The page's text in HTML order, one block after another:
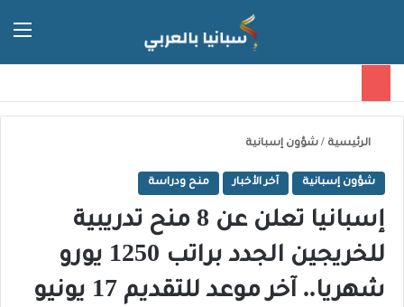
الرئيسية / شؤون إسبانية
شؤون إسبانية آخر الأخبار منح ودراسة
إسبانيا تعلن عن 8 منح تدريبية
للخريجين الجدد براتب 1250 يورو
شهريا.. آخر موعد للتقديم 17 يونيو